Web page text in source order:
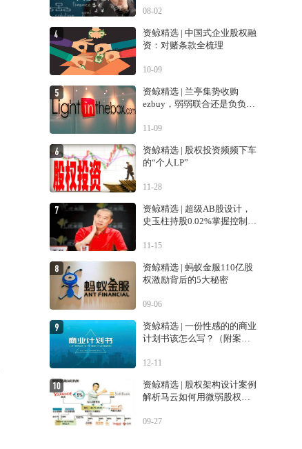
08-02
资鲸精选 | 中国式企业股权融
资：对赌条款全梳理
10-09
资鲸精选 | 兰亭集势收购
ezbuy，弱弱联合还是负负得
11-09
资鲸精选 | 股权投资频频下车
的“个人LP”
11-28
资鲸精选 | 超级AB股设计，
史玉柱持股0.02%掌握控制权
11-15
资鲸精选 | 蚂蚁金服110亿股
权激励背后的5大秘密
09-06
资鲸精选 | 一份性感的的商业
计划书该怎么写？（附案
12-11
资鲸精选 | 股权架构设计案例
解析马云如何用微弱股权控
09-27